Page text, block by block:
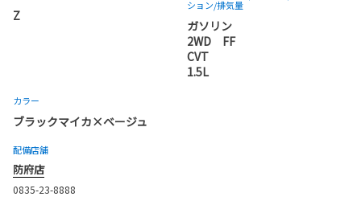
Z
ション/排気量
ガソリン
2WD FF
CVT
1.5L
カラー
ブラックマイカ×ベージュ
配備店舗
防府店
0835-23-8888